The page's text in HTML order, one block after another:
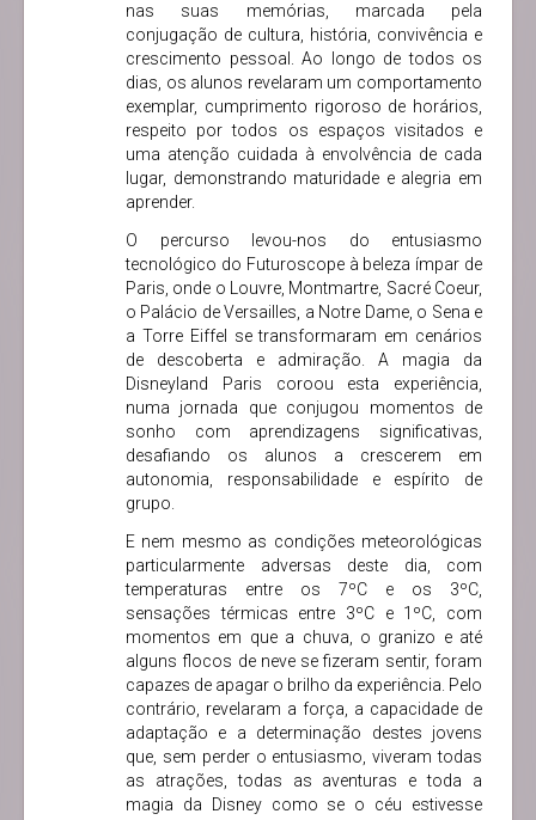
nas suas memórias, marcada pela
conjugação de cultura, história, convivência e
crescimento pessoal. Ao longo de todos os
dias, os alunos revelaram um comportamento
exemplar, cumprimento rigoroso de horários,
respeito por todos os espaços visitados e
uma atenção cuidada à envolvência de cada
lugar, demonstrando maturidade e alegria em
aprender.
O percurso levou-nos do entusiasmo
tecnológico do Futuroscope à beleza ímpar de
Paris, onde o Louvre, Montmartre, Sacré Coeur,
o Palácio de Versailles, a Notre Dame, o Sena e
a Torre Eiffel se transformaram em cenários
de descoberta e admiração. A magia da
Disneyland Paris coroou esta experiência,
numa jornada que conjugou momentos de
sonho com aprendizagens significativas,
desafiando os alunos a crescerem em
autonomia, responsabilidade e espírito de
grupo.
E nem mesmo as condições meteorológicas
particularmente adversas deste dia, com
temperaturas entre os 7ºC e os 3ºC,
sensações térmicas entre 3ºC e 1ºC, com
momentos em que a chuva, o granizo e até
alguns flocos de neve se fizeram sentir, foram
capazes de apagar o brilho da experiência. Pelo
contrário, revelaram a força, a capacidade de
adaptação e a determinação destes jovens
que, sem perder o entusiasmo, viveram todas
as atrações, todas as aventuras e toda a
magia da Disney como se o céu estivesse